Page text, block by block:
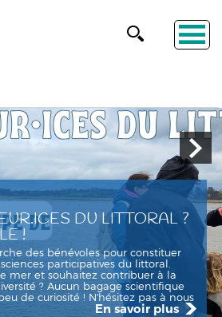
DU LITTORAL ?
!
des bénévoles pour constituer
participatives du littoral.
mer et souhaitez contribuer à la
? Aucun bagage scientifique
de curiosité ! N'hésitez pas à nous
En savoir plus